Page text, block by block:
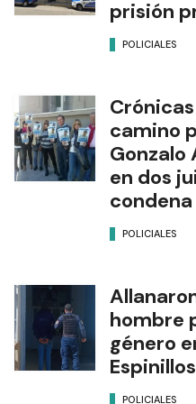
prisión
POLICIALES
camino
Gonzalo
en dos
condena
POLICIALES
hombre
género
Espinillos
POLICIALES